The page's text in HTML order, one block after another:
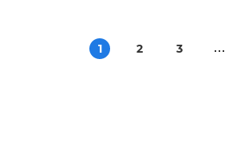
1 2 3